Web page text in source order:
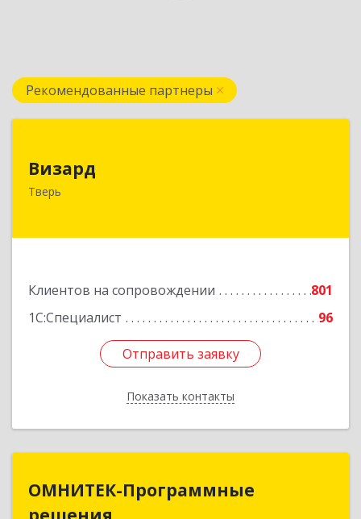
Рекомендованные партнеры
Визард
Тверь
Клиентов на сопровождении
801
1С:Специалист
96
Отправить заявку
Показать контакты
170006, Тверская обл, Тверь г, Учительская ул,
Подробнее
Отправить заявку
Назад
ОМНИТЕК-Программные
решения